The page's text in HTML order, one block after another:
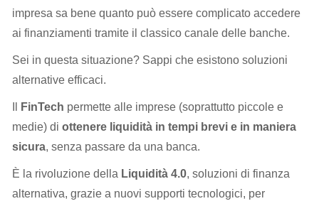
impresa sa bene quanto può essere complicato accedere
ai finanziamenti tramite il classico canale delle banche.
Sei in questa situazione? Sappi che esistono soluzioni
alternative efficaci.
FinTech permette alle imprese (soprattutto piccole e
medie) diottenere liquidità in tempi brevi e in maniera
sicura, senza passare da una banca.
È la rivoluzione della Liquidità 4.0, soluzioni di finanza
alternativa, grazie a nuovi supporti tecnologici, per